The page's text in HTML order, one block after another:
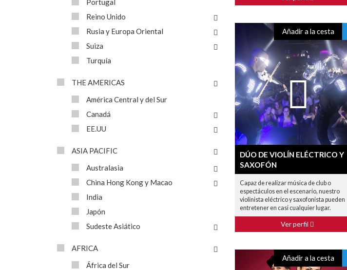
Portugal
Reino Unido
Rusia y Europa Oriental
Suiza
Turquía
THE AMERICAS
América Central y del Sur
Canadá
EE.UU
ASIA PACIFIC
Australasia
China Hong Kong y Macao
India
Japón
Sudeste Asiático
AFRICA
África del Sur
Añadir a la cesta
DÚO DE VIOLÍN ELÉCTRICO Y
SAXOFÓN
Capaz de realizar música de club o
espectáculos en el escenario, nuestro
violinista eléctrico y saxofonista pueden
entretener en casi cualquier lugar.
Ver perfil
Añadir a la cesta